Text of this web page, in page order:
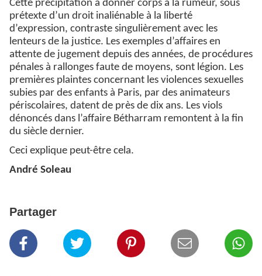
Cette précipitation à donner corps à la rumeur, sous
prétexte d’un droit inaliénable à la liberté
d’expression, contraste singulièrement avec les
lenteurs de la justice. Les exemples d’affaires en
attente de jugement depuis des années, de procédures
pénales à rallonges faute de moyens, sont légion. Les
premières plaintes concernant les violences sexuelles
subies par des enfants à Paris, par des animateurs
périscolaires, datent de près de dix ans. Les viols
dénoncés dans l’affaire Bétharram remontent à la fin
du siècle dernier.
Ceci explique peut-être cela.
André Soleau
Partager